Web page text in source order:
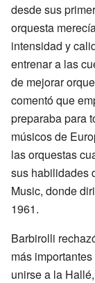
desde sus
orquesta
intensidad y
entrenar a las
de mejorar
comentó que
preparaba para
músicos de
las orquestas
sus habilidades
Music, donde
1961.
Barbirolli
más
unirse a la